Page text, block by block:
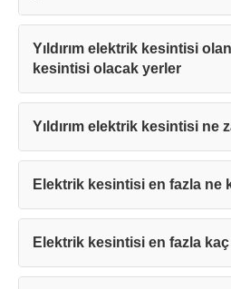
Yıldırım elektrik kesintisi
kesintisi olacak yerler
Yıldırım elektrik kesintisi ne
Elektrik kesintisi en fazla ne
Elektrik kesintisi en fazla